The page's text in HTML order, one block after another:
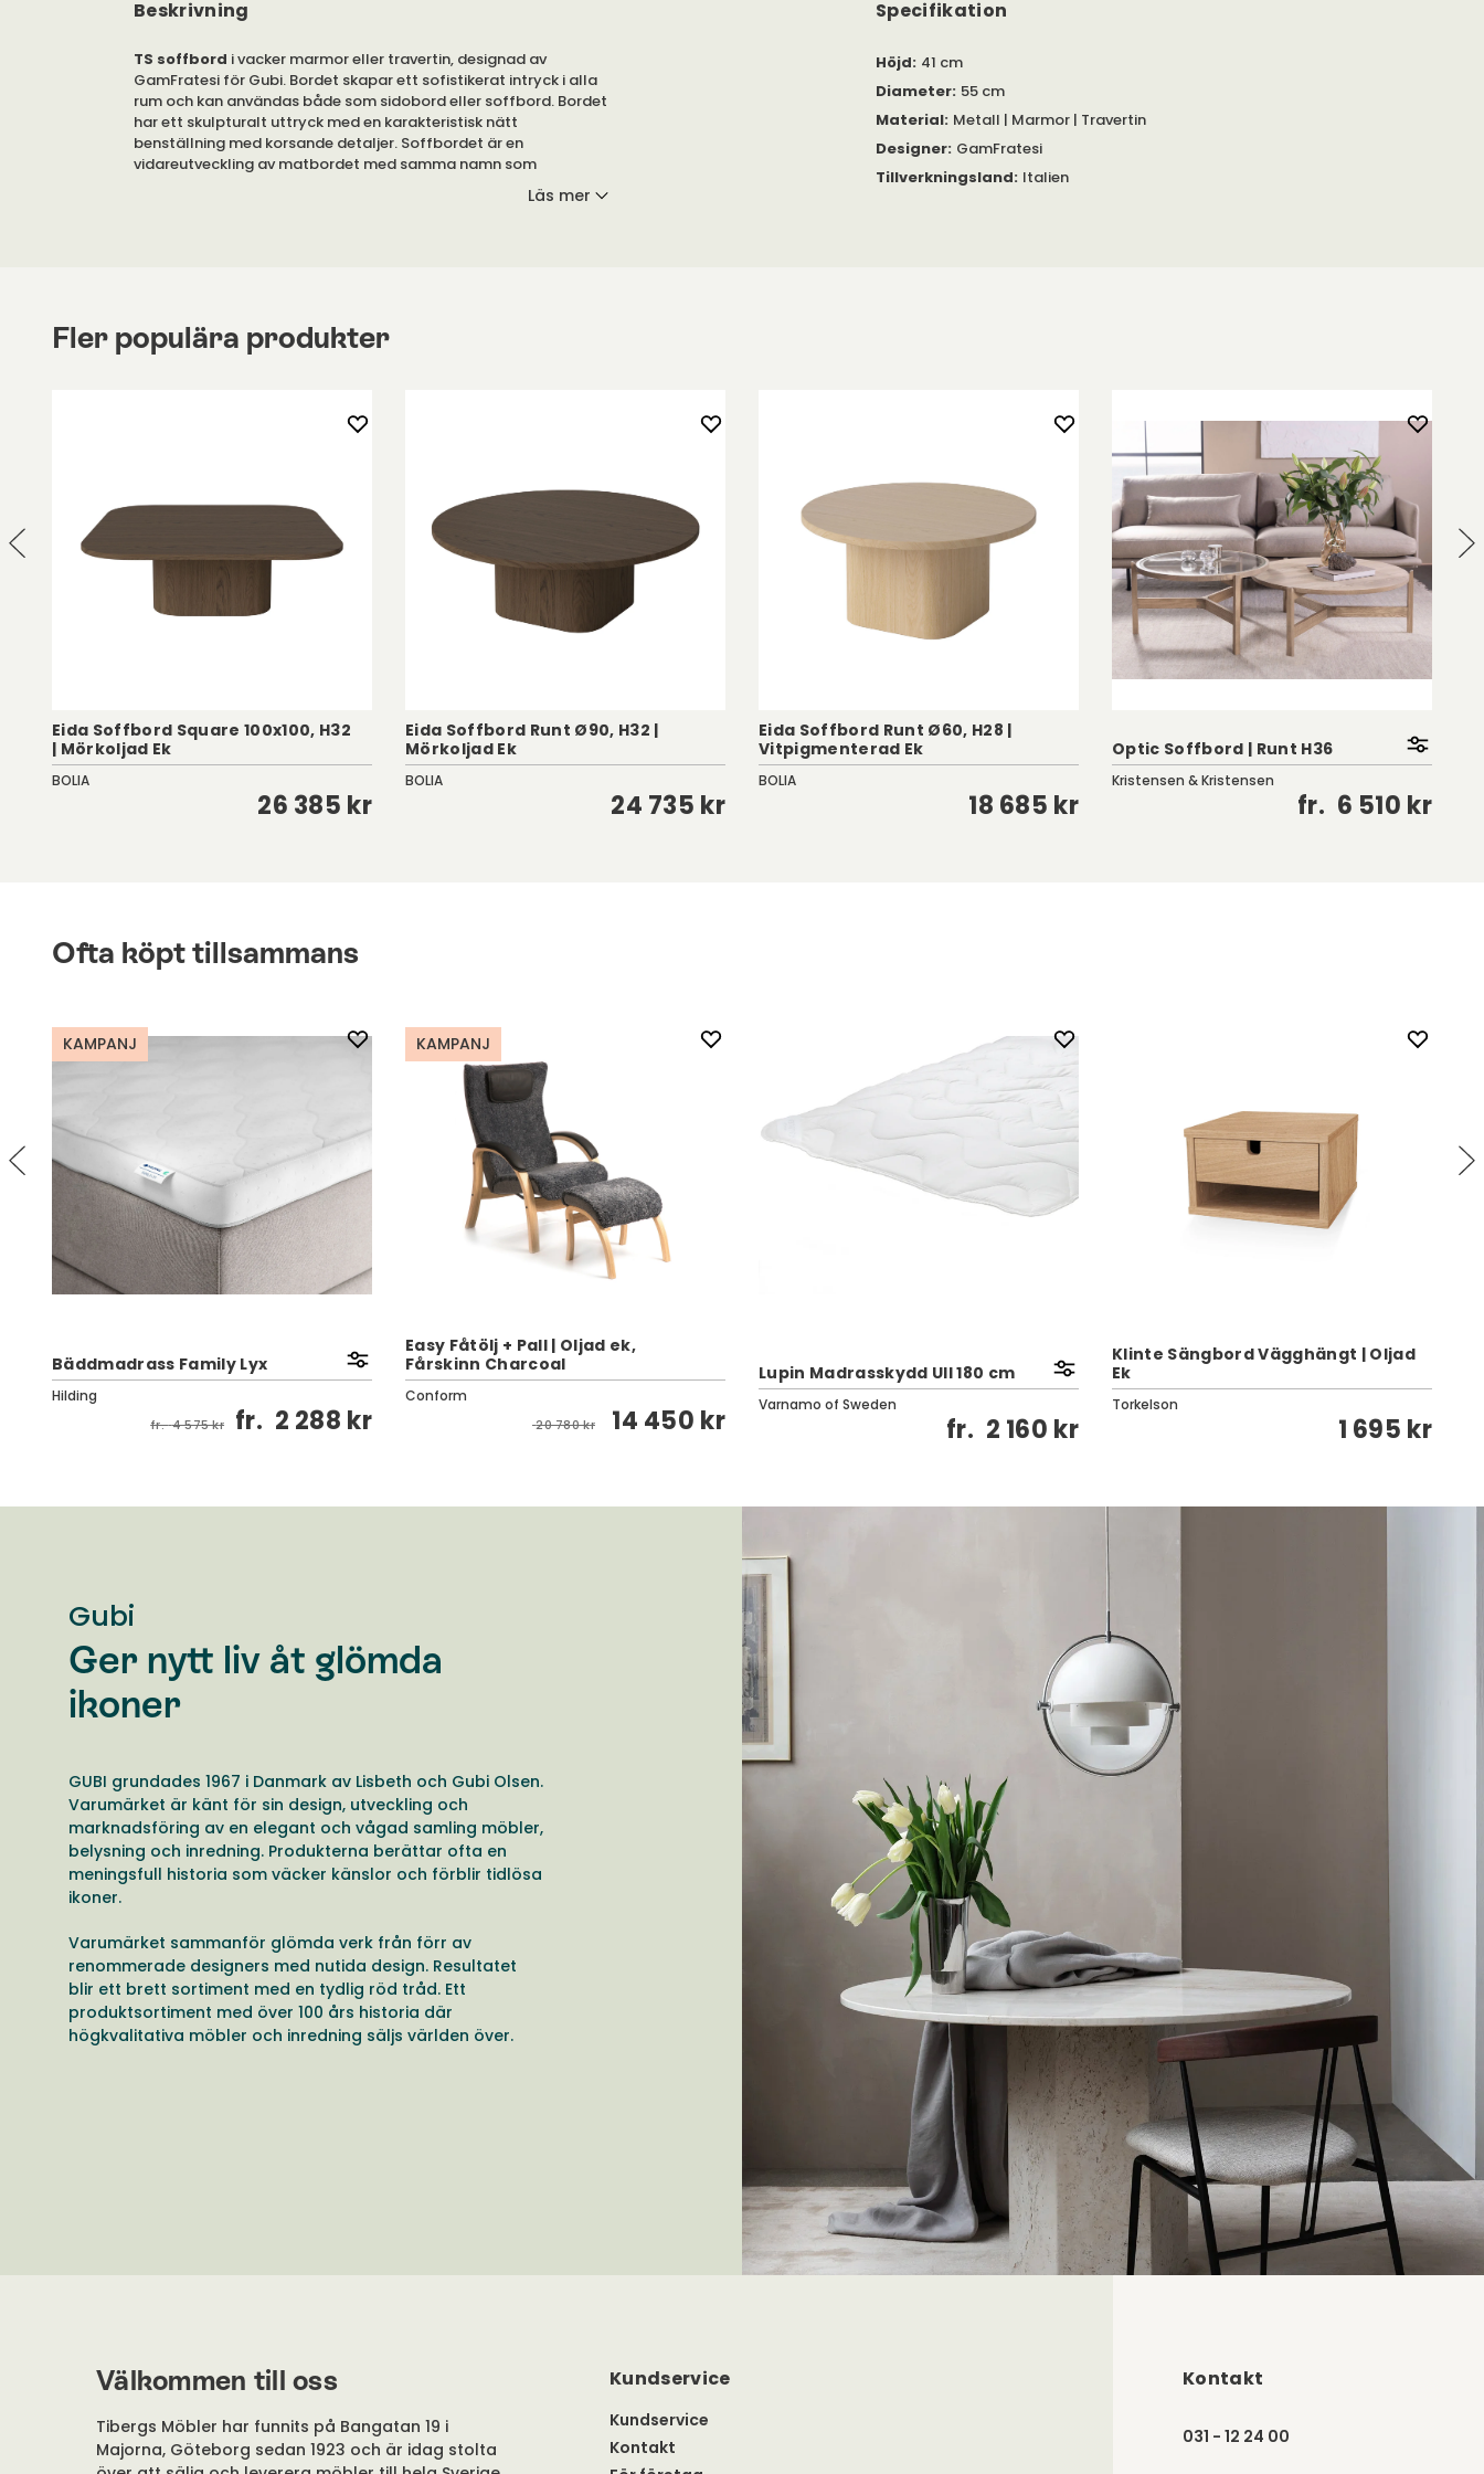
Beskrivning
TS soffbord i vacker marmor eller travertin, designad av
GamFratesi för Gubi. Bordet skapar ett sofistikerat intryck i alla
rum och kan användas både som sidobord eller soffbord. Bordet
har ett skulpturalt uttryck med en karakteristisk nätt
benställning med korsande detaljer. Soffbordet är en
vidareutveckling av matbordet med samma namn som
designades till den välkända restaurangen 'The Standard' i
Bordet erbjuds i flera olika storlekar och former, både som runt,
rektangulärt och kvadratiskt utförande. TS passar därför
Kombinera de olika storlekarna med varandra för att skapa en
Läs mer
Specifikation
Höjd: 41 cm
Diameter: 55 cm
Material: Metall | Marmor | Travertin
Designer: GamFratesi
Tillverkningsland: Italien
Fler populära produkter
Eida Soffbord Square 100x100, H32
| Mörkoljad Ek
BOLIA
26 385 kr
Eida Soffbord Runt Ø90, H32 |
Mörkoljad Ek
BOLIA
24 735 kr
Eida Soffbord Runt Ø60, H28 |
Vitpigmenterad Ek
BOLIA
18 685 kr
Optic Soffbord | Runt H36
Kristensen & Kristensen
fr. 6 510 kr
Ofta köpt tillsammans
KAMPANJ
Bäddmadrass Family Lyx
Hilding
fr. 4 575 kr fr. 2 288 kr
KAMPANJ
Easy Fåtölj + Pall | Oljad ek,
Fårskinn Charcoal
Conform
20 780 kr 14 450 kr
Lupin Madrasskydd Ull 180 cm
Varnamo of Sweden
fr. 2 160 kr
Klinte Sängbord Vägghängt | Oljad
Ek
Torkelson
1 695 kr
Gubi
Ger nytt liv åt glömda
ikoner
GUBI grundades 1967 i Danmark av Lisbeth och Gubi Olsen.
Varumärket är känt för sin design, utveckling och
marknadsföring av en elegant och vågad samling möbler,
belysning och inredning. Produkterna berättar ofta en
meningsfull historia som väcker känslor och förblir tidlösa
ikoner.
Varumärket sammanför glömda verk från förr av
renommerade designers med nutida design. Resultatet
blir ett brett sortiment med en tydlig röd tråd. Ett
produktsortiment med över 100 års historia där
högkvalitativa möbler och inredning säljs världen över.
Välkommen till oss
Tibergs Möbler har funnits på Bangatan 19 i
Majorna, Göteborg sedan 1923 och är idag stolta
Kundservice
Kundservice
Kontakt
Kontakt
031 - 12 24 00